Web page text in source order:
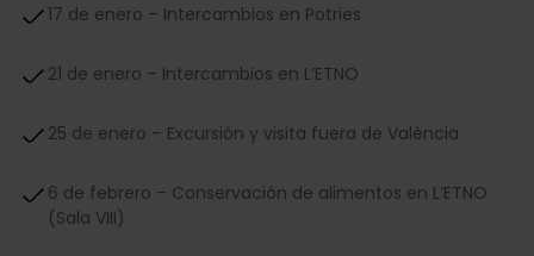
17 de enero – Intercambios en Potries
21 de enero – Intercambios en L’ETNO
25 de enero – Excursión y visita fuera de València
6 de febrero – Conservación de alimentos en L’ETNO
(Sala VIII)